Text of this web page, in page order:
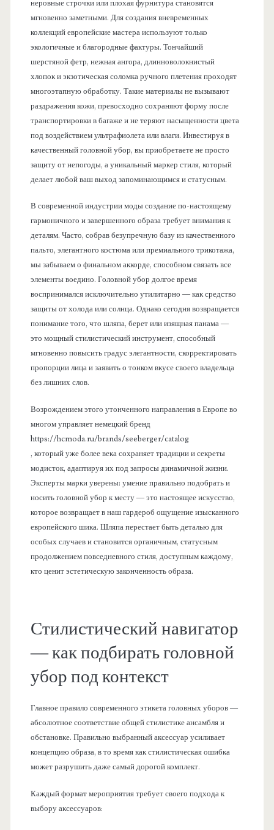
неровные строчки или плохая фурнитура становятся
мгновенно заметными. Для создания вневременных
коллекций европейские мастера используют только
экологичные и благородные фактуры. Тончайший
шерстяной фетр, нежная ангора, длинноволокнистый
хлопок и экзотическая соломка ручного плетения проходят
многоэтапную обработку. Такие материалы не вызывают
раздражения кожи, превосходно сохраняют форму после
транспортировки в багаже и не теряют насыщенности цвета
под воздействием ультрафиолета или влаги. Инвестируя в
качественный головной убор, вы приобретаете не просто
защиту от непогоды, а уникальный маркер стиля, который
делает любой ваш выход запоминающимся и статусным.
В современной индустрии моды создание по-настоящему
гармоничного и завершенного образа требует внимания к
деталям. Часто, собрав безупречную базу из качественного
пальто, элегантного костюма или премиального трикотажа,
мы забываем о финальном аккорде, способном связать все
элементы воедино. Головной убор долгое время
воспринимался исключительно утилитарно — как средство
защиты от холода или солнца. Однако сегодня возвращается
понимание того, что шляпа, берет или изящная панама —
это мощный стилистический инструмент, способный
мгновенно повысить градус элегантности, скорректировать
пропорции лица и заявить о тонком вкусе своего владельца
без лишних слов.
Возрождением этого утонченного направления в Европе во
многом управляет немецкий бренд
https://hcmoda.ru/brands/seeberger/catalog
, который уже более века сохраняет традиции и секреты
модисток, адаптируя их под запросы динамичной жизни.
Эксперты марки уверены: умение правильно подобрать и
носить головной убор к месту — это настоящее искусство,
которое возвращает в наш гардероб ощущение изысканного
европейского шика. Шляпа перестает быть деталью для
особых случаев и становится органичным, статусным
продолжением повседневного стиля, доступным каждому,
кто ценит эстетическую законченность образа.
Стилистический навигатор
— как подбирать головной
убор под контекст
Главное правило современного этикета головных уборов —
абсолютное соответствие общей стилистике ансамбля и
обстановке. Правильно выбранный аксессуар усиливает
концепцию образа, в то время как стилистическая ошибка
может разрушить даже самый дорогой комплект.
Каждый формат мероприятия требует своего подхода к
выбору аксессуаров: